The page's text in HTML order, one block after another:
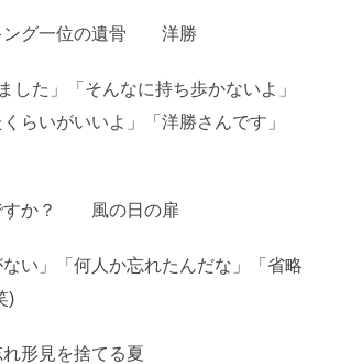
ング一位の遺骨 洋勝
した」「そんなに持ち歩かないよ」
くらいがいいよ」「洋勝さんです」
すか？ 風の日の扉
ない」「何人か忘れたんだな」「省略
)
形見を捨てる夏